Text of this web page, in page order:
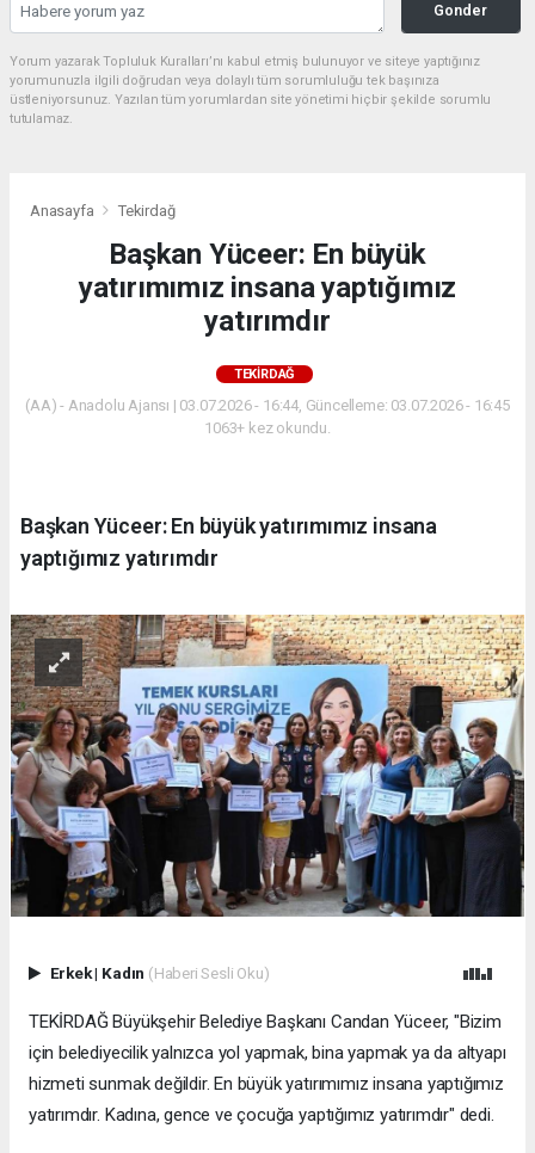
Gonder
Yorum yazarak Topluluk Kuralları’nı kabul etmiş bulunuyor ve siteye yaptığınız
yorumunuzla ilgili doğrudan veya dolaylı tüm sorumluluğu tek başınıza
üstleniyorsunuz. Yazılan tüm yorumlardan site yönetimi hiçbir şekilde sorumlu
tutulamaz.
Anasayfa Tekirdağ
Başkan Yüceer: En büyük
yatırımımız insana yaptığımız
yatırımdır
TEKIRDAĞ
(AA) - Anadolu Ajansı | 03.07.2026 - 16:44, Güncelleme: 03.07.2026 - 16:45
1063+ kez okundu.
Başkan Yüceer: En büyük yatırımımız insana
yaptığımız yatırımdır
Erkek| Kadın (Haberi Sesli Oku)
TEKİRDAĞ Büyükşehir Belediye Başkanı Candan Yüceer, "Bizim
için belediyecilik yalnızca yol yapmak, bina yapmak ya da altyapı
hizmeti sunmak değildir. En büyük yatırımımız insana yaptığımız
yatırımdır. Kadına, gence ve çocuğa yaptığımız yatırımdır" dedi.